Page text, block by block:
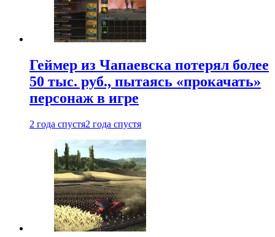
Геймер из Чапаевска потерял более
50 тыс. руб., пытаясь «прокачать»
персонаж в игре
2 года спустя2 года спустя